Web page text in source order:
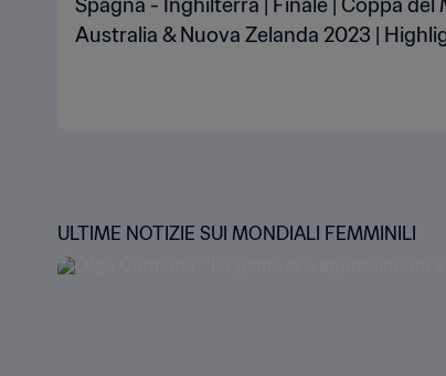
Australia & Nuova Zelanda 2023 |
ULTIME NOTIZIE SUI MONDIALI FEMMINILI